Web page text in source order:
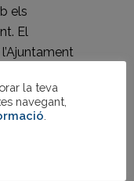
els
El
de la
al
la teva
navegant,